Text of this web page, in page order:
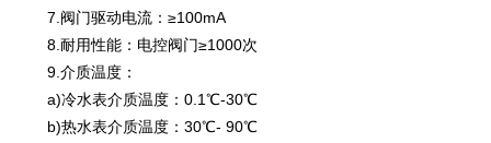
7.阀门驱动电流：≥100mA
8.耐用性能：电控阀门≥1000次
9.介质温度：
a)冷水表介质温度：0.1℃-30℃
b)热水表介质温度：30℃- 90℃